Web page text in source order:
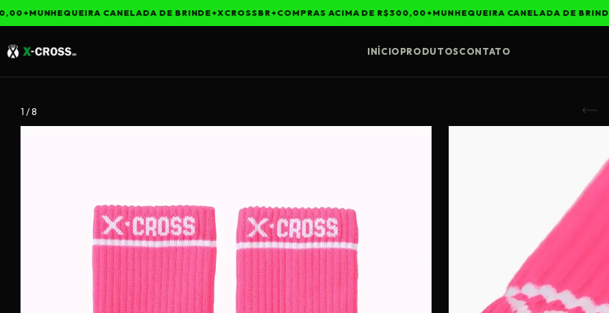
MUNHEQUEIRA CANELADA DE BRINDE XCROSSBR COMPRAS ACIMA DE R$300,00 MUNHEQUEIRA CANELADA DE BRINDE
INÍCIOPRODUTOSCONTATO
1 /8